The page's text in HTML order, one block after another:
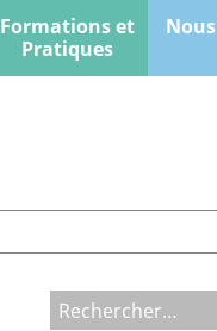
Formations et
Pratiques